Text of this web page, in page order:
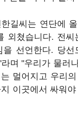
길씨는 연단에
외쳤습니다. 전씨
을 선언한다. 당선
며 "우리가 물러
멀어지고 우리의
이곳에서 싸워